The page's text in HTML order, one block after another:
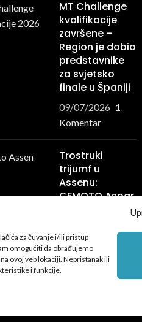
za čuvanje i/ili pristup
omogućiti da obrađujemo
ovoj veb lokaciji. Nepristanak ili
i funkcije.
MT Challenge
kvalifikacije
završene –
Region je dobio
predstavnike
za svjetsko
finale u Španiji
09/07/2026 1
Komentar
Trostruki
trijumf u
Assenu:
CFMOTO Aspar
jednu zlatnu
stranicu svoje
istorije
1